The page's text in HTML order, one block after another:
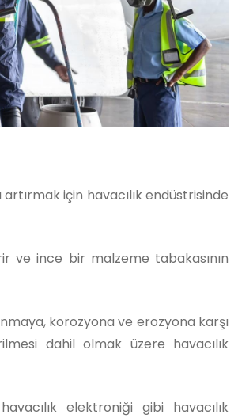
için havacılık endüstrisinde
ve ince bir malzeme tabakasının
korozyona ve erozyona karşı
dahil olmak üzere havacılık
elektroniği gibi havacılık